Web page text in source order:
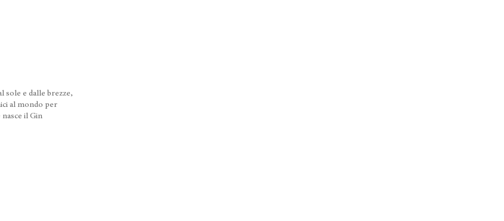
sole e dalle brezze,
al mondo per
il Gin